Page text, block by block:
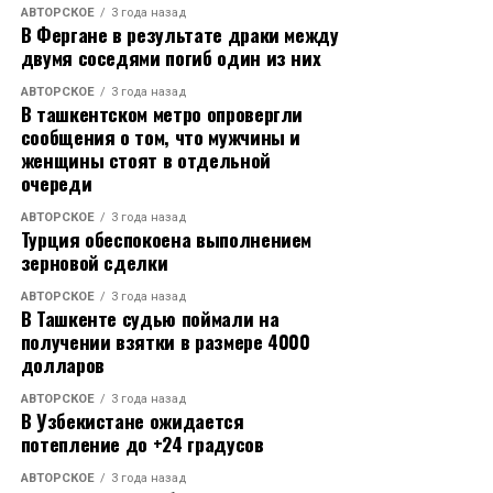
решить любимые проблемы, стоящие перед нами, и
реализовать все задачи, – обратился к
присутствующим Юрий Бурлачко.
Губернатор и председатель заксобрания края
вручили медали кубанцам, достигшим особых
успехов в своей трудовой деятельности.
За многолетний добросовестный труд и большой
личный вклад в социально-экономическое развитие
края» удостоены руководитель Регионального
центра спортивной подготовки по легкой атлетике
олимпийская чемпионка Людмила Чернова и
директор Межшкольного эстетического центра
Краснодара Маргарита Амбарцумян.
АВТОРСКОЕ 3 года назад
В Фергане в результате драки между
двумя соседями погиб один из них
АВТОРСКОЕ 3 года назад
В ташкентском метро опровергли
сообщения о том, что мужчины и
женщины стоят в отдельной
очереди
АВТОРСКОЕ 3 года назад
Турция обеспокоена выполнением
зерновой сделки
АВТОРСКОЕ 3 года назад
В Ташкенте судью поймали на
получении взятки в размере 4000
долларов
АВТОРСКОЕ 3 года назад
В Узбекистане ожидается
потепление до +24 градусов
АВТОРСКОЕ 3 года назад